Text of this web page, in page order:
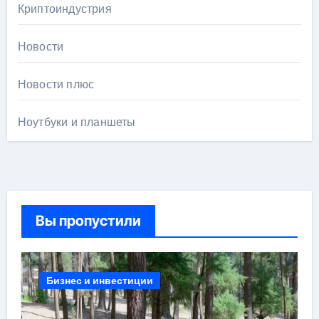
Криптоиндустрия
Новости
Новости плюс
Ноутбуки и планшеты
Вы пропустили
Бизнес и инвестиции